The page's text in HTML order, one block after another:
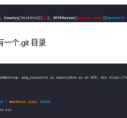
一个.git 目录